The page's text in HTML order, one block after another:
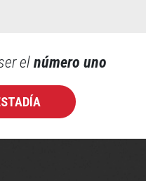
el número uno